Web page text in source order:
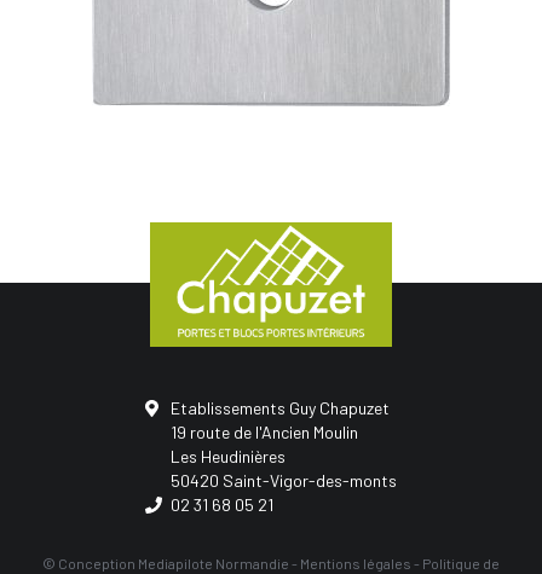
Etablissements Guy Chapuzet
19 route de l'Ancien Moulin
Les Heudinières
50420 Saint-Vigor-des-monts
02 31 68 05 21
© Conception Mediapilote Normandie - Mentions légales - Politique de